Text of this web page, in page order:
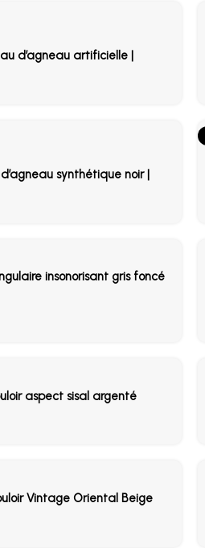
d’agneau artificielle |
synthétique noir |
insonorisant gris foncé
aspect sisal argenté
Vintage Oriental Beige